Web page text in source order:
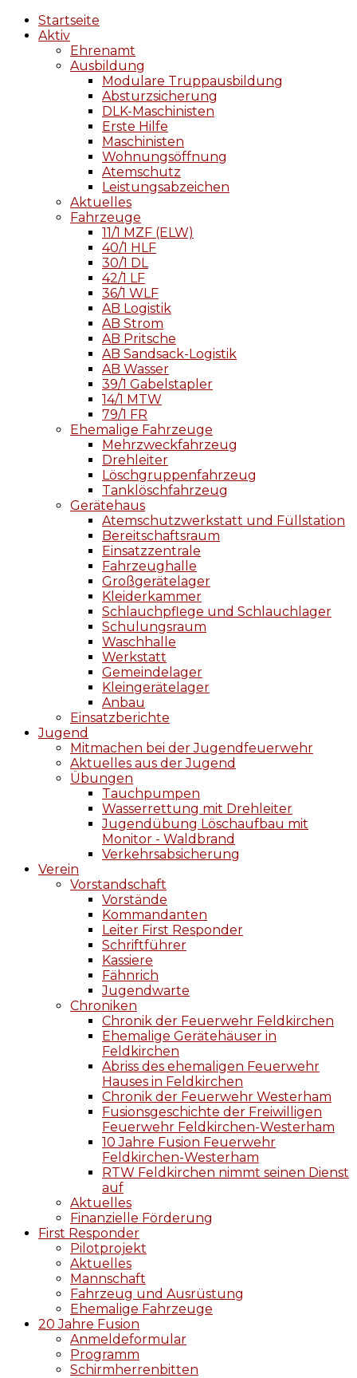
Startseite
Aktiv
Ehrenamt
Ausbildung
Modulare Truppausbildung
Absturzsicherung
DLK-Maschinisten
Erste Hilfe
Maschinisten
Wohnungsöffnung
Atemschutz
Leistungsabzeichen
Aktuelles
Fahrzeuge
11/1 MZF (ELW)
40/1 HLF
30/1 DL
42/1 LF
36/1 WLF
AB Logistik
AB Strom
AB Pritsche
AB Sandsack-Logistik
AB Wasser
39/1 Gabelstapler
14/1 MTW
79/1 FR
Ehemalige Fahrzeuge
Mehrzweckfahrzeug
Drehleiter
Löschgruppenfahrzeug
Tanklöschfahrzeug
Gerätehaus
Atemschutzwerkstatt und Füllstation
Bereitschaftsraum
Einsatzzentrale
Fahrzeughalle
Großgerätelager
Kleiderkammer
Schlauchpflege und Schlauchlager
Schulungsraum
Waschhalle
Werkstatt
Gemeindelager
Kleingerätelager
Anbau
Einsatzberichte
Jugend
Mitmachen bei der Jugendfeuerwehr
Aktuelles aus der Jugend
Übungen
Tauchpumpen
Wasserrettung mit Drehleiter
Jugendübung Löschaufbau mit
Monitor - Waldbrand
Verkehrsabsicherung
Verein
Vorstandschaft
Vorstände
Kommandanten
Leiter First Responder
Schriftführer
Kassiere
Fähnrich
Jugendwarte
Chroniken
Chronik der Feuerwehr Feldkirchen
Ehemalige Gerätehäuser in
Feldkirchen
Abriss des ehemaligen Feuerwehr
Hauses in Feldkirchen
Chronik der Feuerwehr Westerham
Fusionsgeschichte der Freiwilligen
Feuerwehr Feldkirchen-Westerham
10 Jahre Fusion Feuerwehr
Feldkirchen-Westerham
RTW Feldkirchen nimmt seinen Dienst
auf
Aktuelles
Finanzielle Förderung
First Responder
Pilotprojekt
Aktuelles
Mannschaft
Fahrzeug und Ausrüstung
Ehemalige Fahrzeuge
20 Jahre Fusion
Anmeldeformular
Programm
Schirmherrenbitten